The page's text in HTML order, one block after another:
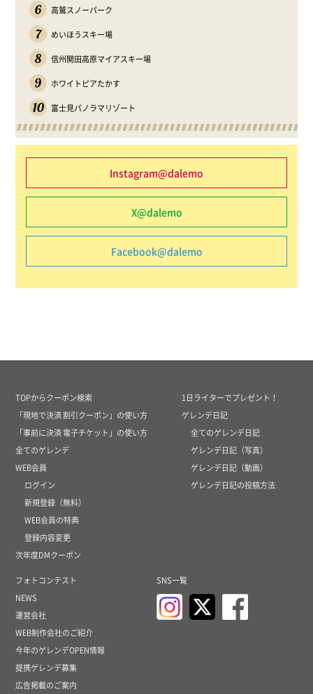
6 高鷲スノーパーク
7 めいほうスキー場
8 信州開田高原マイアスキー場
9 ホワイトピアたかす
10 富士見パノラマリゾート
Instagram@dalemo
X@dalemo
Facebook@dalemo
TOPからクーポン検索
「現地で決済 割引クーポン」の使い方
「事前に決済 電子チケット」の使い方
全てのゲレンデ
WEB会員
ログイン
新規登録（無料）
WEB会員の特典
登録内容変更
次年度DMクーポン
1日ライターでプレゼント！
ゲレンデ日記
全てのゲレンデ日記
ゲレンデ日記（写真）
ゲレンデ日記（動画）
ゲレンデ日記の投稿方法
フォトコンテスト
NEWS
運営会社
WEB制作会社のご紹介
今年のゲレンデOPEN情報
提携ゲレンデ募集
広告掲載のご案内
SNS一覧